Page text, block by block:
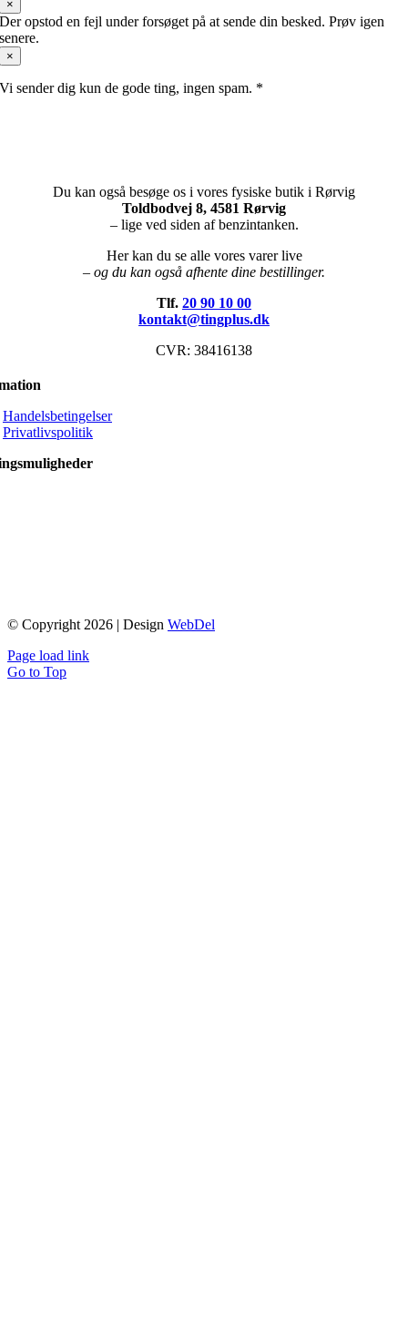
×
Der opstod en fejl under forsøget på at sende din besked. Prøv igen
senere.
×
Vi sender dig kun de gode ting, ingen spam. *
Du kan også besøge os i vores fysiske butik i Rørvig
Toldbodvej 8, 4581 Rørvig
– lige ved siden af benzintanken.
Her kan du se alle vores varer live
– og du kan også afhente dine bestillinger.
Tlf. 20 90 10 00
kontakt@tingplus.dk
CVR: 38416138
Handelsbetingelser
Privatlivspolitik
© Copyright 2026 | Design WebDel
Page load link
Go to Top